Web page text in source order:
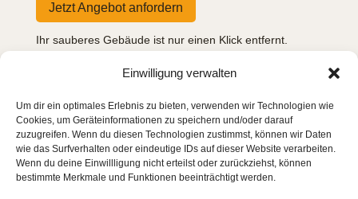
Einwilligung verwalten
Um dir ein optimales Erlebnis zu bieten, verwenden wir Technologien wie
Cookies, um Geräteinformationen zu speichern und/oder darauf
zuzugreifen. Wenn du diesen Technologien zustimmst, können wir Daten
wie das Surfverhalten oder eindeutige IDs auf dieser Website verarbeiten.
Wenn du deine Einwillligung nicht erteilst oder zurückziehst, können
bestimmte Merkmale und Funktionen beeinträchtigt werden.
Jetzt Angebot anfordern
Ihr sauberes Gebäude ist nur einen Klick entfernt.
^ 1. Schritt
Anfrage stellen
Per Formular, Telefon oder E-Mail – Sie